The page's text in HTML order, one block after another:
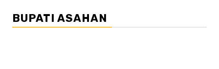
BUPATI ASAHAN